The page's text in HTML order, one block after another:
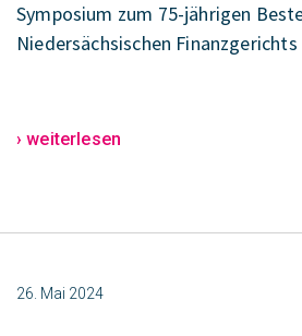
Symposium zum 75-jährigen
Niedersächsischen Finanzgerichts
› weiterlesen
26. Mai 2024